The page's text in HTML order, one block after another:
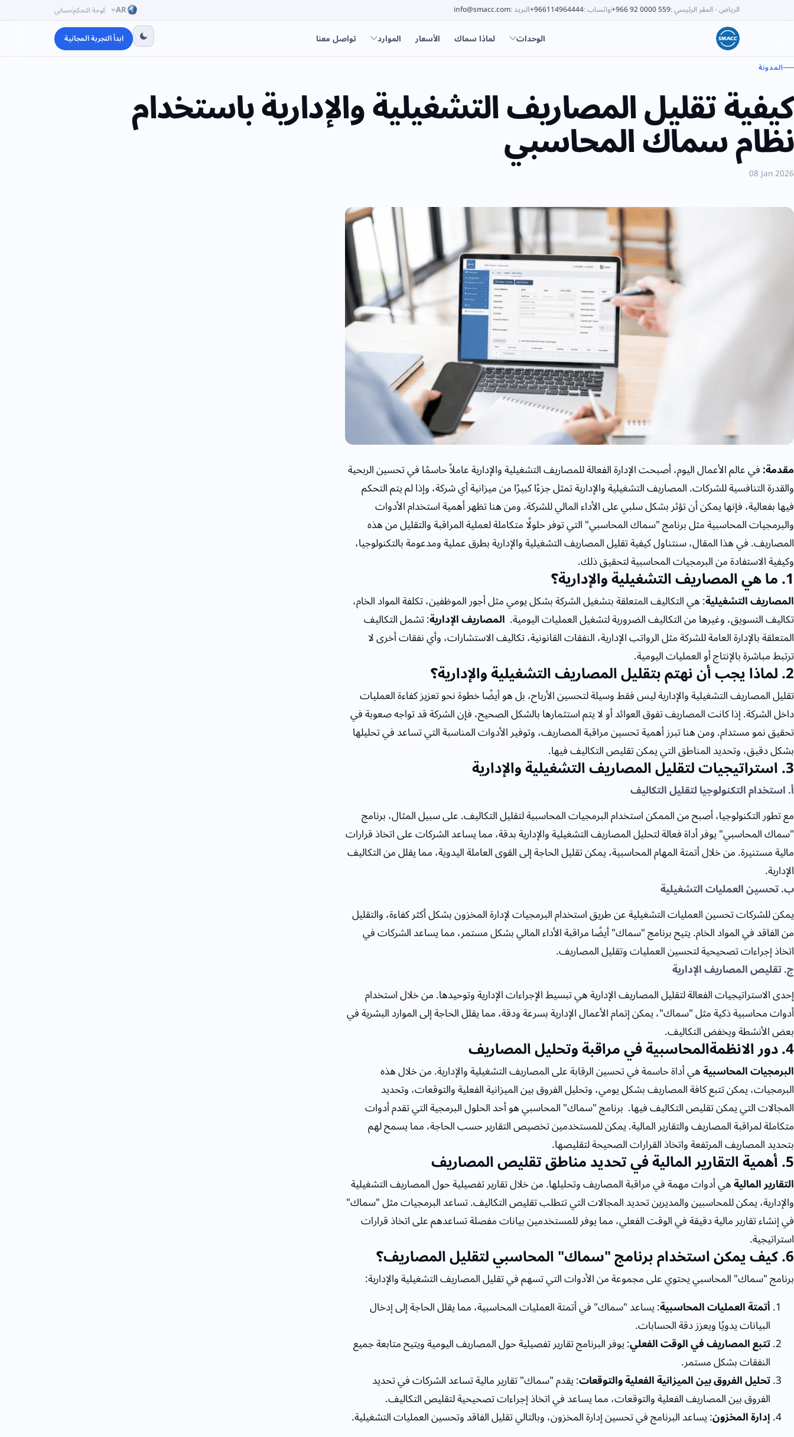
الرياض - المقر الرئيسي:
+966 92 0000 559واتساب:
+966114964444البريد:
info@smacc.com
AR لوحة التحكمحسابي
الوحدات لماذا سماك الأسعار الموارد تواصل معنا ابدأ التجربة المجانية
المدونة
كيفية تقليل المصاريف التشغيلية والإدارية باستخدام
نظام سماك المحاسبي
08 Jan 2026
مقدمة:في عالم الأعمال اليوم، أصبحت الإدارة الفعالة للمصاريف التشغيلية والإدارية عاملاً حاسمًا في تحسين الربحية
والقدرة التنافسية للشركات. المصاريف التشغيلية والإدارية تمثل جزءًا كبيرًا من ميزانية أي شركة، وإذا لم يتم التحكم
فيها بفعالية، فإنها يمكن أن تؤثر بشكل سلبي على الأداء المالي للشركة. ومن هنا تظهر أهمية استخدام الأدوات
والبرمجيات المحاسبية مثل برنامج "سماك المحاسبي" التي توفر حلولًا متكاملة لعملية المراقبة والتقليل من هذه
المصاريف. في هذا المقال، سنتناول كيفية تقليل المصاريف التشغيلية والإدارية بطرق عملية ومدعومة بالتكنولوجيا،
وكيفية الاستفادة من البرمجيات المحاسبية لتحقيق ذلك.
1. ما هي المصاريف التشغيلية والإدارية؟
المصاريف التشغيلية: هي التكاليف المتعلقة بتشغيل الشركة بشكل يومي مثل أجور الموظفين، تكلفة المواد الخام،
تكاليف التسويق، وغيرها من التكاليف الضرورية لتشغيل العمليات اليومية. المصاريف الإدارية: تشمل التكاليف
المتعلقة بالإدارة العامة للشركة مثل الرواتب الإدارية، النفقات القانونية، تكاليف الاستشارات، وأي نفقات أخرى لا
ترتبط مباشرة بالإنتاج أو العمليات اليومية.
2. لماذا يجب أن نهتم بتقليل المصاريف التشغيلية والإدارية؟
تقليل المصاريف التشغيلية والإدارية ليس فقط وسيلة لتحسين الأرباح، بل هو أيضًا خطوة نحو تعزيز كفاءة العمليات
داخل الشركة. إذا كانت المصاريف تفوق العوائد أو لا يتم استثمارها بالشكل الصحيح، فإن الشركة قد تواجه صعوبة في
تحقيق نمو مستدام. ومن هنا تبرز أهمية تحسين مراقبة المصاريف، وتوفير الأدوات المناسبة التي تساعد في تحليلها
بشكل دقيق، وتحديد المناطق التي يمكن تقليص التكاليف فيها.
3. استراتيجيات لتقليل المصاريف التشغيلية والإدارية
أ. استخدام التكنولوجيا لتقليل التكاليف
مع تطور التكنولوجيا، أصبح من الممكن استخدام البرمجيات المحاسبية لتقليل التكاليف. على سبيل المثال، برنامج
"سماك المحاسبي" يوفر أداة فعالة لتحليل المصاريف التشغيلية والإدارية بدقة، مما يساعد الشركات على اتخاذ قرارات
مالية مستنيرة. من خلال أتمتة المهام المحاسبية، يمكن تقليل الحاجة إلى القوى العاملة اليدوية، مما يقلل من التكاليف
الإدارية.
ب. تحسين العمليات التشغيلية
يمكن للشركات تحسين العمليات التشغيلية عن طريق استخدام البرمجيات لإدارة المخزون بشكل أكثر كفاءة، والتقليل
من الفاقد في المواد الخام. يتيح برنامج "سماك" أيضًا مراقبة الأداء المالي بشكل مستمر، مما يساعد الشركات في
اتخاذ إجراءات تصحيحية لتحسين العمليات وتقليل المصاريف.
ج. تقليص المصاريف الإدارية
إحدى الاستراتيجيات الفعالة لتقليل المصاريف الإدارية هي تبسيط الإجراءات الإدارية وتوحيدها. من خلال استخدام
أدوات محاسبية ذكية مثل "سماك"، يمكن إتمام الأعمال الإدارية بسرعة ودقة، مما يقلل الحاجة إلى الموارد البشرية في
بعض الأنشطة ويخفض التكاليف.
4. دور الانظمةالمحاسبية في مراقبة وتحليل المصاريف
البرمجيات المحاسبيةهي أداة حاسمة في تحسين الرقابة على المصاريف التشغيلية والإدارية. من خلال هذه
البرمجيات، يمكن تتبع كافة المصاريف بشكل يومي، وتحليل الفروق بين الميزانية الفعلية والتوقعات، وتحديد
المجالات التي يمكن تقليص التكاليف فيها. برنامج "سماك" المحاسبي هو أحد الحلول البرمجية التي تقدم أدوات
متكاملة لمراقبة المصاريف والتقارير المالية. يمكن للمستخدمين تخصيص التقارير حسب الحاجة، مما يسمح لهم
بتحديد المصاريف المرتفعة واتخاذ القرارات الصحيحة لتقليصها.
5. أهمية التقارير المالية في تحديد مناطق تقليص المصاريف
التقارير الماليةهي أدوات مهمة في مراقبة المصاريف وتحليلها. من خلال تقارير تفصيلية حول المصاريف التشغيلية
والإدارية، يمكن للمحاسبين والمديرين تحديد المجالات التي تتطلب تقليص التكاليف. تساعد البرمجيات مثل "سماك"
في إنشاء تقارير مالية دقيقة في الوقت الفعلي، مما يوفر للمستخدمين بيانات مفصلة تساعدهم على اتخاذ قرارات
استراتيجية.
6. كيف يمكن استخدام برنامج "سماك" المحاسبي لتقليل المصاريف؟
برنامج "سماك" المحاسبي يحتوي على مجموعة من الأدوات التي تسهم في تقليل المصاريف التشغيلية والإدارية:
أتمتة العمليات المحاسبية: يساعد "سماك" في أتمتة العمليات المحاسبية، مما يقلل الحاجة إلى إدخال
البيانات يدويًا ويعزز دقة الحسابات.
تتبع المصاريف في الوقت الفعلي: يوفر البرنامج تقارير تفصيلية حول المصاريف اليومية ويتيح متابعة جميع
النفقات بشكل مستمر.
تحليل الفروق بين الميزانية الفعلية والتوقعات: يقدم "سماك" تقارير مالية تساعد الشركات في تحديد
الفروق بين المصاريف الفعلية والتوقعات، مما يساعد في اتخاذ إجراءات تصحيحية لتقليص التكاليف.
إدارة المخزون: يساعد البرنامج في تحسين إدارة المخزون، وبالتالي تقليل الفاقد وتحسين العمليات التشغيلية.